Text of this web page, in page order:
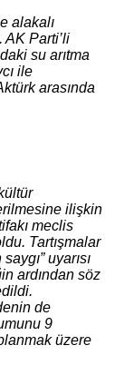
alakalı
AK Parti’li
su arıtma
ile
arasında
ilişkin
meclis
Tartışmalar
uyarısı
ardından söz
de
9
üzere